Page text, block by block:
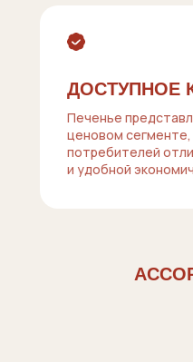
ДОСТУПНОЕ
Печенье
ценовом
потребителей
и удобной